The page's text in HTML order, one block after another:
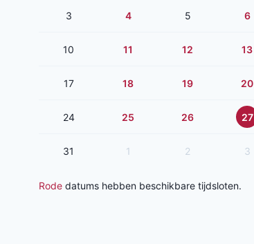
3 4 5 6
10 11 12 13
17 18 19 20
24 25 26 27
31 1 2 3
Rode datums hebben beschikbare tijdsloten.